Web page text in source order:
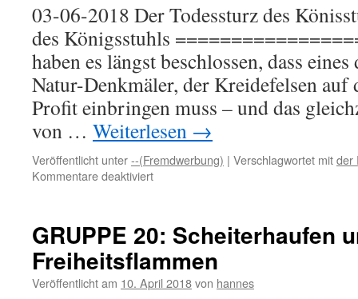
03-06-2018 Der Todessturz des
des Königsstuhls
haben es längst beschlossen, dass
Natur-Denkmäler, der Kreidefelsen auf
Profit einbringen muss – und das
von … Weiterlesen →
Veröffentlicht unter--(Fremdwerbung) | Verschlagwortet mitder
Kommentare deaktiviertfür
berichtet:
Der
Todessturz
des
GRUPPE 20: Scheiterhaufen
Freiheitsflammen
Veröffentlicht am 10. April 2018von hannes